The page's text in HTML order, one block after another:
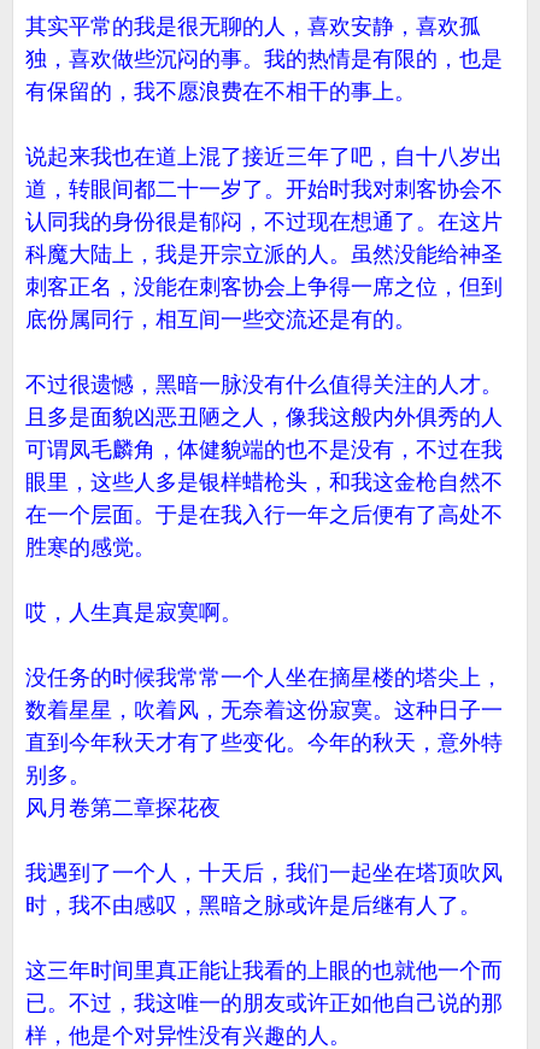
其实平常的我是很无聊的人，喜欢安静，喜欢孤
独，喜欢做些沉闷的事。我的热情是有限的，也是
有保留的，我不愿浪费在不相干的事上。
说起来我也在道上混了接近三年了吧，自十八岁出
道，转眼间都二十一岁了。开始时我对刺客协会不
认同我的身份很是郁闷，不过现在想通了。在这片
科魔大陆上，我是开宗立派的人。虽然没能给神圣
刺客正名，没能在刺客协会上争得一席之位，但到
底份属同行，相互间一些交流还是有的。
不过很遗憾，黑暗一脉没有什么值得关注的人才。
且多是面貌凶恶丑陋之人，像我这般内外俱秀的人
可谓凤毛麟角，体健貌端的也不是没有，不过在我
眼里，这些人多是银样蜡枪头，和我这金枪自然不
在一个层面。于是在我入行一年之后便有了高处不
胜寒的感觉。
哎，人生真是寂寞啊。
没任务的时候我常常一个人坐在摘星楼的塔尖上，
数着星星，吹着风，无奈着这份寂寞。这种日子一
直到今年秋天才有了些变化。今年的秋天，意外特
别多。
风月卷第二章探花夜
我遇到了一个人，十天后，我们一起坐在塔顶吹风
时，我不由感叹，黑暗之脉或许是后继有人了。
这三年时间里真正能让我看的上眼的也就他一个而
已。不过，我这唯一的朋友或许正如他自己说的那
样，他是个对异性没有兴趣的人。